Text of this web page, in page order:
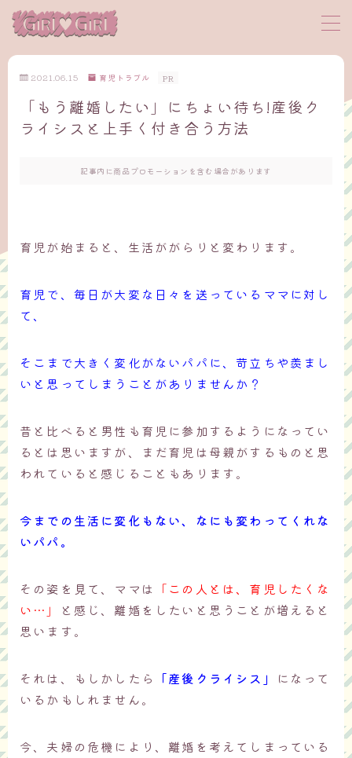
MENU
サイトマップ
2021.06.15 育児トラブル PR
「もう離婚したい」にちょい待ち!産後ク
ライシスと上手く付き合う方法
記事内に商品プロモーションを含む場合があります
育児が始まると、生活ががらりと変わります。
育児で、毎日が大変な日々を送っているママに対し
て、
そこまで大きく変化がないパパに、苛立ちや羨まし
いと思ってしまうことがありませんか？
昔と比べると男性も育児に参加するようになってい
るとは思いますが、まだ育児は母親がするものと思
われていると感じることもあります。
今までの生活に変化もない、なにも変わってくれな
いパパ。
その姿を見て、ママは 「この人とは、育児したくな
い…」
と感じ、離婚をしたいと思うことが増えると
思います。
それは、もしかしたら 「産後クライシス」
になって
いるかもしれません。
今、夫婦の危機により、離婚を考えてしまっている